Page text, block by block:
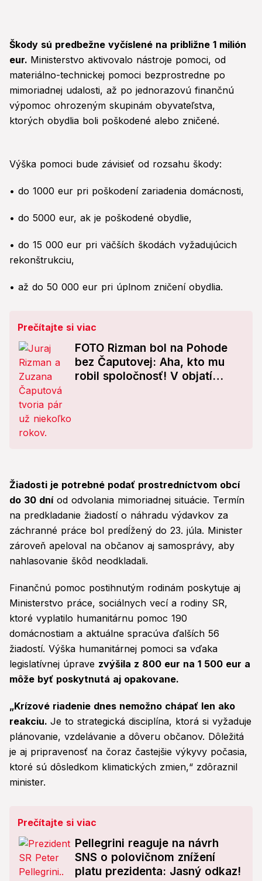
Škody sú predbežne vyčíslené na približne 1 milión
eur. Ministerstvo aktivovalo nástroje pomoci, od
materiálno-technickej pomoci bezprostredne po
mimoriadnej udalosti, až po jednorazovú finančnú
výpomoc ohrozeným skupinám obyvateľstva,
ktorých obydlia boli poškodené alebo zničené.
Výška pomoci bude závisieť od rozsahu škody:
•⁠ ⁠do 1000 eur pri poškodení zariadenia domácnosti,
•⁠ ⁠do 5000 eur, ak je poškodené obydlie,
•⁠ ⁠do 15 000 eur pri väčších škodách vyžadujúcich
rekonštrukciu,
•⁠ ⁠až do 50 000 eur pri úplnom zničení obydlia.
Prečítajte si viac
FOTO Rizman bol na Pohode
bez Čaputovej: Aha, kto mu
robil spoločnosť! V objatí
Žiadosti je potrebné podať prostredníctvom obcí
do 30 dníod odvolania mimoriadnej situácie. Termín
na predkladanie žiadostí o náhradu výdavkov za
záchranné práce bol predĺžený do 23. júla. Minister
zároveň apeloval na občanov aj samosprávy, aby
nahlasovanie škôd neodkladali.
Finančnú pomoc postihnutým rodinám poskytuje aj
Ministerstvo práce, sociálnych vecí a rodiny SR,
ktoré vyplatilo humanitárnu pomoc 190
domácnostiam a aktuálne spracúva ďalších 56
žiadostí. Výška humanitárnej pomoci sa vďaka
legislatívnej úprave zvýšila z 800 eur na 1 500 eur a
môže byť poskytnutá aj opakovane.
„Krízové riadenie dnes nemožno chápať len ako
reakciu. Je to strategická disciplína, ktorá si vyžaduje
plánovanie, vzdelávanie a dôveru občanov. Dôležitá
je aj pripravenosť na čoraz častejšie výkyvy počasia,
ktoré sú dôsledkom klimatických zmien,“ zdôraznil
minister.
Prečítajte si viac
Pellegrini reaguje na návrh
SNS o polovičnom znížení
platu prezidenta: Jasný odkaz!